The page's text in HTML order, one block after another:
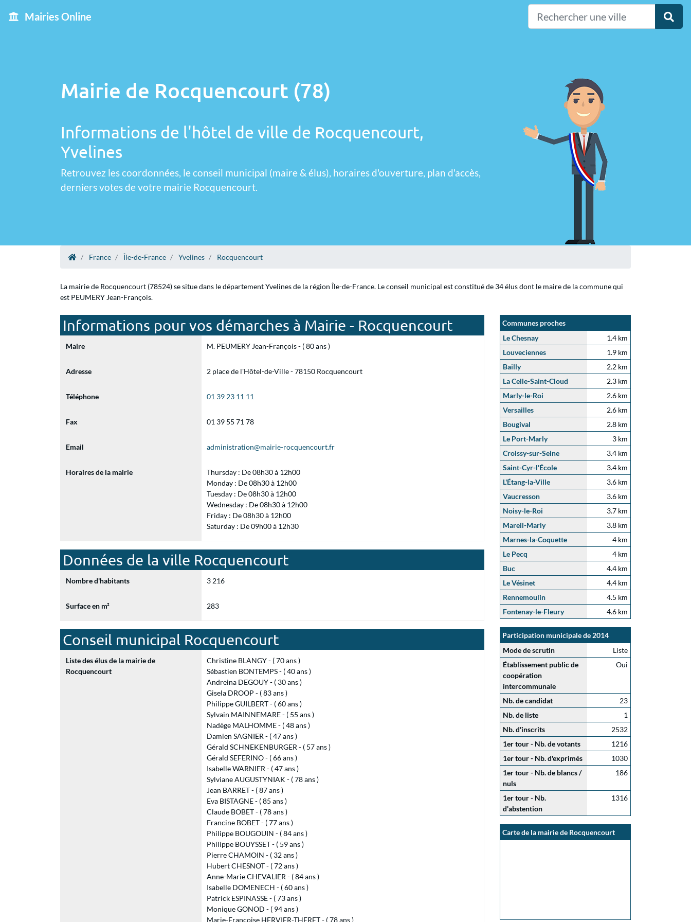
Mairies Online
Mairie de Rocquencourt (78)
Informations de l'hôtel de ville de Rocquencourt,
Yvelines
Retrouvez les coordonnées, le conseil municipal (maire & élus), horaires d'ouverture, plan d'accès,
derniers votes de votre mairie Rocquencourt.
France Île-de-France Yvelines Rocquencourt
La mairie de Rocquencourt (78524) se situe dans le département Yvelines de la région Île-de-France. Le conseil municipal est constitué de 34 élus dont le maire de la commune qui
est PEUMERY Jean-François.
Informations pour vos démarches à Mairie - Rocquencourt
Maire M. PEUMERY Jean-François - ( 80 ans )
Adresse 2 place de l'Hôtel-de-Ville - 78150 Rocquencourt
Téléphone 01 39 23 11 11
Fax 01 39 55 71 78
Email administration@mairie-rocquencourt.fr
Horaires de la mairie
Thursday : De 08h30 à 12h00
Monday : De 08h30 à 12h00
Tuesday : De 08h30 à 12h00
Wednesday : De 08h30 à 12h00
Friday : De 08h30 à 12h00
Saturday : De 09h00 à 12h30
Données de la ville Rocquencourt
Nombre d'habitants 3 216
Surface en m² 283
Conseil municipal Rocquencourt
Liste des élus de la mairie de
Rocquencourt
Christine BLANGY - ( 70 ans )
Sébastien BONTEMPS - ( 40 ans )
Andreina DEGOUY - ( 30 ans )
Gisela DROOP - ( 83 ans )
Philippe GUILBERT - ( 60 ans )
Sylvain MAINNEMARE - ( 55 ans )
Nadège MALHOMME - ( 48 ans )
Damien SAGNIER - ( 47 ans )
Gérald SCHNEKENBURGER - ( 57 ans )
Gérald SEFERINO - ( 66 ans )
Isabelle WARNIER - ( 47 ans )
Sylviane AUGUSTYNIAK - ( 78 ans )
Jean BARRET - ( 87 ans )
Eva BISTAGNE - ( 85 ans )
Claude BOBET - ( 78 ans )
Francine BOBET - ( 77 ans )
Philippe BOUGOUIN - ( 84 ans )
Philippe BOUYSSET - ( 59 ans )
Pierre CHAMOIN - ( 32 ans )
Hubert CHESNOT - ( 72 ans )
Anne-Marie CHEVALIER - ( 84 ans )
Isabelle DOMENECH - ( 60 ans )
Patrick ESPINASSE - ( 73 ans )
Monique GONOD - ( 94 ans )
Marie-Françoise HERVIER-THERET - ( 78 ans )
Communes proches
Le Chesnay
1.4 km
Louveciennes
1.9 km
Bailly
2.2 km
La Celle-Saint-Cloud
2.3 km
Marly-le-Roi
2.6 km
Versailles
2.6 km
Bougival
2.8 km
Le Port-Marly
3 km
Croissy-sur-Seine
3.4 km
Saint-Cyr-l'École
3.4 km
L'Étang-la-Ville
3.6 km
Vaucresson
3.6 km
Noisy-le-Roi
3.7 km
Mareil-Marly
3.8 km
Marnes-la-Coquette
4 km
Le Pecq
4 km
Buc
4.4 km
Le Vésinet
4.4 km
Rennemoulin
4.5 km
Fontenay-le-Fleury
4.6 km
Participation municipale de 2014
Mode de scrutin
Liste
Établissement public de
coopération
intercommunale
Oui
Nb. de candidat
23
Nb. de liste
1
Nb. d'inscrits
2532
1er tour - Nb. de votants
1216
1er tour - Nb. d'exprimés
1030
1er tour - Nb. de blancs /
nuls
186
1er tour - Nb.
d'abstention
1316
Carte de la mairie de Rocquencourt